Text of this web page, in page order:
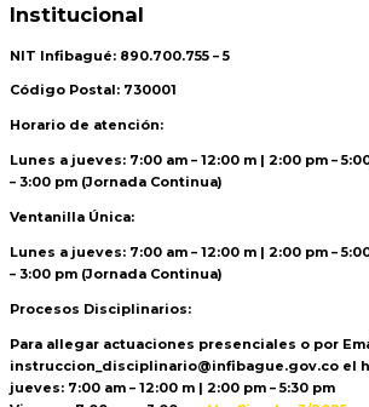
Institucional
NIT Infibagué: 890.700.755 – 5
Código Postal: 730001
Horario de atención:
Lunes a jueves: 7:00 am – 12:00 m | 2:00 pm –
– 3:00 pm (Jornada Continua)
Ventanilla Única:
Lunes a jueves: 7:00 am – 12:00 m | 2:00 pm –
– 3:00 pm (Jornada Continua)
Procesos Disciplinarios:
Para allegar actuaciones presenciales o por
instruccion_disciplinario@infibague.gov.co el
jueves: 7:00 am – 12:00 m | 2:00 pm – 5:30 pm